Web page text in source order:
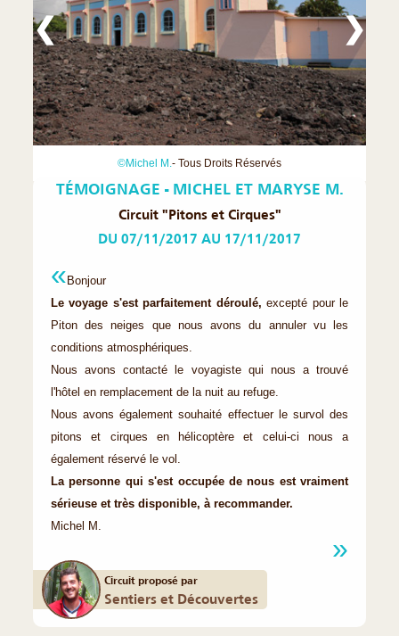
©Michel M. - Tous Droits Réservés
❮ ❯
TÉMOIGNAGE - MICHEL ET MARYSE M.
Circuit "Pitons et Cirques"
DU 07/11/2017 AU 17/11/2017
Bonjour
Le voyage s'est parfaitement déroulé, excepté pour le
Piton des neiges que nous avons du annuler vu les
conditions atmosphériques.
Nous avons contacté le voyagiste qui nous a trouvé
l'hôtel en remplacement de la nuit au refuge.
Nous avons également souhaité effectuer le survol des
pitons et cirques en hélicoptère et celui-ci nous a
également réservé le vol.
La personne qui s'est occupée de nous est vraiment
sérieuse et très disponible, à recommander.
Michel M.
Circuit proposé par
Sentiers et Découvertes